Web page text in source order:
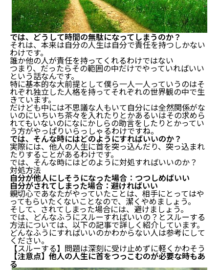
では、どうして時間の無駄になってしまうのか？
それは、本来は自分の人生は自分で責任を持つしかない
わけです。
誰か他の人が責任を持ってくれるわけではない
つまり、だったらその範囲の中だけでやっていればいい
という話なんです。
特に基本的な大前提として僕ら一人一人っていうのはそ
れぞれ独立した人格を持ってそれぞれの世界観の中で生
きています。
だけども中には不思議な人もいて自分には全然関係がな
いのにいちいち茶々を入れたりとかあるいはその求めら
れてもいないのになにかしらの助言をしたりとかってい
う方がやっぱりいらっしゃるわけですね。
では、そんな時にはどのようにすればいいのか？
実際には、他人の人生に首を突っ込んだり、突っ込まれ
たりすることがあるわけです。
では、そんな時にはどのように対処すればいいのか？
対処方法
自分が他人にしそうになった場合：つつしめばいい
自分がされてしまった場合：避ければいい
親切心であなたがやっていたことは、相手にとってはや
ってもらいたくないことなので、潔くやめましょう。
そして、されてしまった場合には、避けましょう。
では、どんなふうにスルーすればいいの？とスルーする
方法については、以下の記事で詳しく紹介しています。
どんなふうにすればいいのかわからない人は参考にして
ください。
【スルーする】問題は深刻に受け止めずに軽くかわそう
【注意点】他人の人生に首をつっこむのが必要な時もあ
る